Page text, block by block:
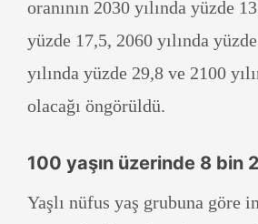
oranının 2030 yılında yüzde
yüzde 17,5, 2060 yılında
yılında yüzde 29,8 ve 2100
olacağı öngörüldü.
100 yaşın üzerinde 8 bin
Yaşlı nüfus yaş grubuna göre